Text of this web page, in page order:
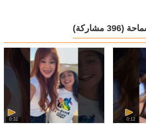
(396 مشاركة)
0:12
0:32